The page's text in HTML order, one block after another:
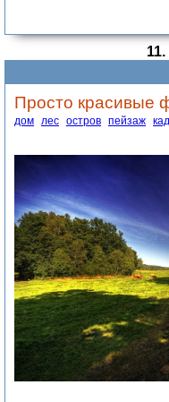
11.
Просто красивые
дом лес остров пейзаж